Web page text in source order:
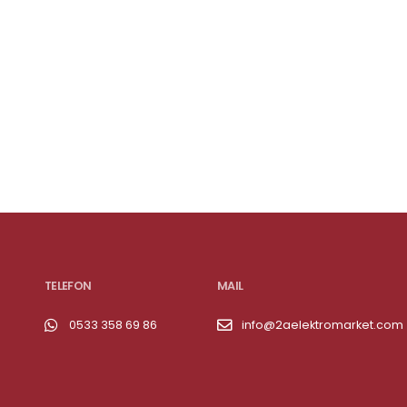
TELEFON
0533 358 69 86
MAIL
info@2aelektromarket.com